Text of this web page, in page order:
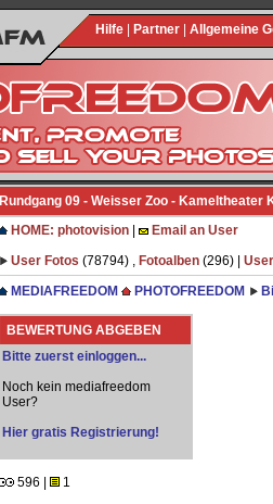
Hilfe Partner Allgemeine
Rundgang 09 - Weisser Zoo - Kameltheater
HOME: photovision
Email an User
User Fotos (78794) , Fotoalben (296) |
MEDIAFREEDOM
PHOTOFREEDOM
BEWERTUNG ABGEBEN
Bitte zuerst einloggen...
Noch kein mediafreedom
User?
Hier gratis Registrierung!
596 |
1